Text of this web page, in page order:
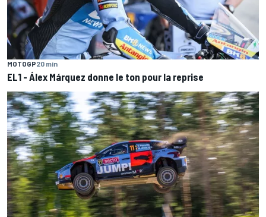
MOTOGP20 min
EL1 - Álex Márquez donne le ton pour la reprise